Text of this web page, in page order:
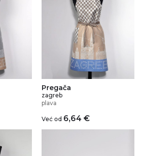
Pregača
zagreb
plava
Već od 6,64 €